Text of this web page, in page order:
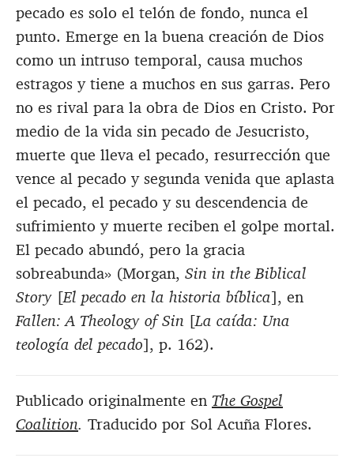
pecado es solo el telón de fondo, nunca el
punto. Emerge en la buena creación de Dios
como un intruso temporal, causa muchos
estragos y tiene a muchos en sus garras. Pero
no es rival para la obra de Dios en Cristo. Por
medio de la vida sin pecado de Jesucristo,
muerte que lleva el pecado, resurrección que
vence al pecado y segunda venida que aplasta
el pecado, el pecado y su descendencia de
sufrimiento y muerte reciben el golpe mortal.
El pecado abundó, pero la gracia
sobreabunda» (Morgan, Sin in the Biblical
Story [El pecado en la historia bíblica], en
Fallen: A Theology of Sin [La caída: Una
teología del pecado], p. 162).
Publicado originalmente en The Gospel
Coalition. Traducido por Sol Acuña Flores.